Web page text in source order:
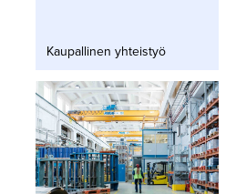
Kaupallinen yhteistyö